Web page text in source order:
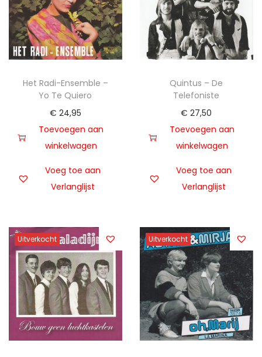
Het Radi-Ensemble –
Yo Te Quiero
€ 24,95
Toevoegen aan
winkelwagen
Voeg toe aan
Verlanglijst
Quintus – De
Telefoniste
€ 27,50
Toevoegen aan
winkelwagen
Voeg toe aan
Verlanglijst
Uitverkocht Uitverkocht